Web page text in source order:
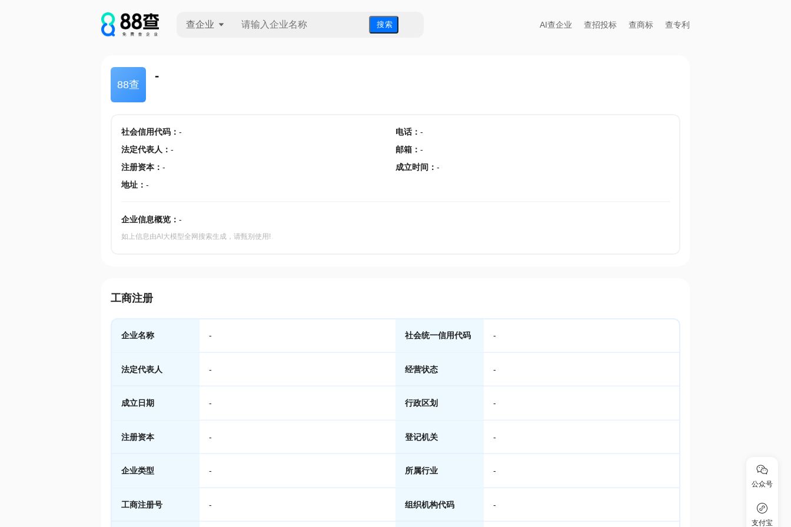
查企业 搜 索 AI查企业 查招投标 查商标 查专利
88查
-
社会信用代码： - 电话： -
法定代表人 ： - 邮箱 ： -
注册资本： - 成立时间 ： -
地址： -
企业信息概览： -
如上信息由AI大模型全网搜索生成，请甄别使用!
工商注册
企业名称 - 社会统一信用代码 -
法定代表人 - 经营状态 -
成立日期 - 行政区划 -
注册资本 - 登记机关 -
企业类型 - 所属行业 -
工商注册号 - 组织机构代码 -
公众号
支付宝